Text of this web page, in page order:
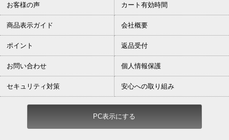
お客様の声 カート有効時間
商品表示ガイド 会社概要
ポイント 返品受付
お問い合わせ 個人情報保護
セキュリティ対策 安心への取り組み
PC表示にする